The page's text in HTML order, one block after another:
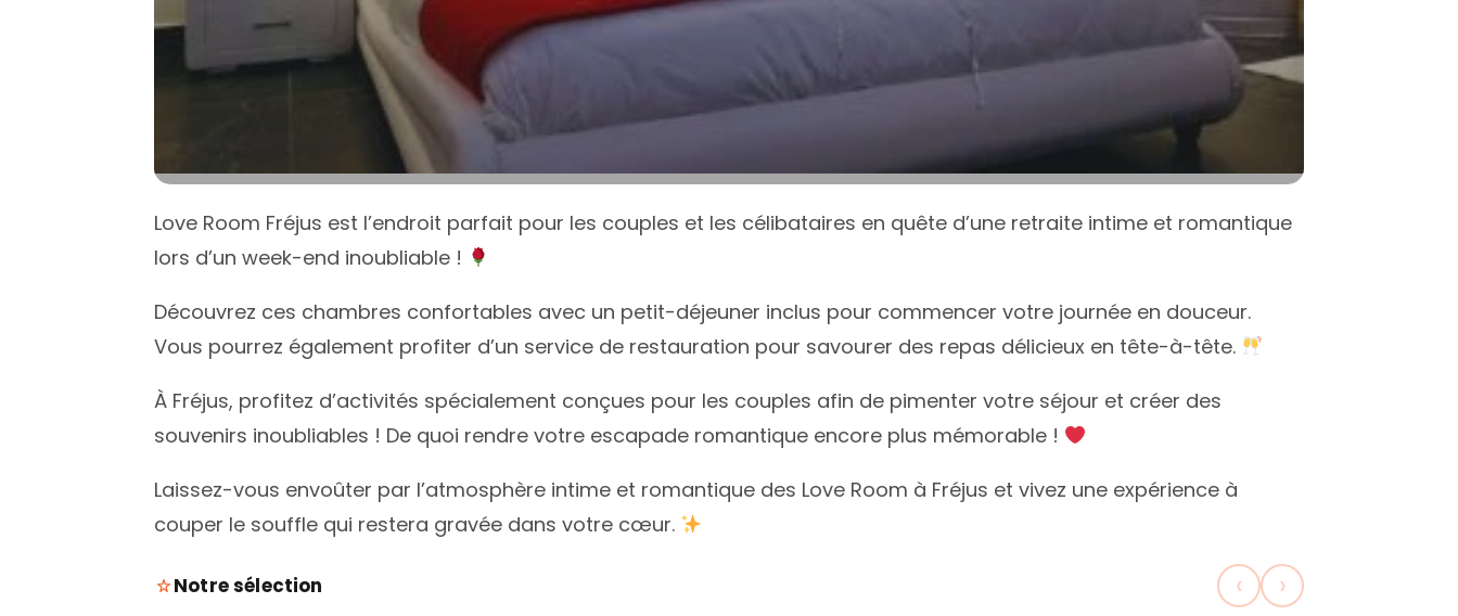
Deux-Sèvres
Tous les départements
Valenciennes
Toutes les villes
Love Room Fréjus est l’endroit parfait pour les couples et les célibataires en quête d’une retraite intime et romantique
lors d’un week-end inoubliable !
Découvrez ces chambres confortables avec un petit-déjeuner inclus pour commencer votre journée en douceur.
Vous pourrez également profiter d’un service de restauration pour savourer des repas délicieux en tête-à-tête.
À Fréjus, profitez d’activités spécialement conçues pour les couples afin de pimenter votre séjour et créer des
souvenirs inoubliables ! De quoi rendre votre escapade romantique encore plus mémorable !
Laissez-vous envoûter par l’atmosphère intime et romantique des Love Room à Fréjus et vivez une expérience à
couper le souffle qui restera gravée dans votre cœur.
Notre sélection ‹ ›